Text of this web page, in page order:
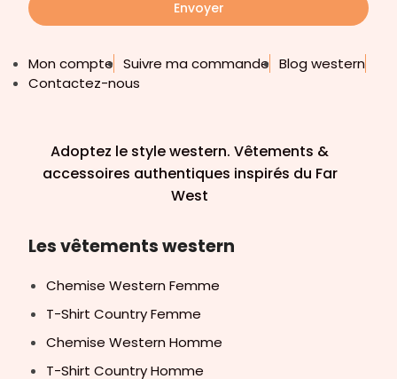
Envoyer
Mon compte Suivre ma commande Blog western
Contactez-nous
Adoptez le style western. Vêtements &
accessoires authentiques inspirés du Far
West
Les vêtements western
Chemise Western Femme
T-Shirt Country Femme
Chemise Western Homme
T-Shirt Country Homme